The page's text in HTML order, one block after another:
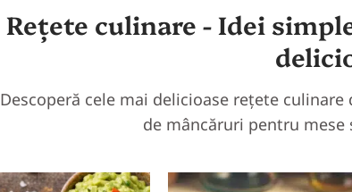
Rețete culinare - Idei
Descoperă cele mai delicioase rețete
de mâncăruri pentru mese